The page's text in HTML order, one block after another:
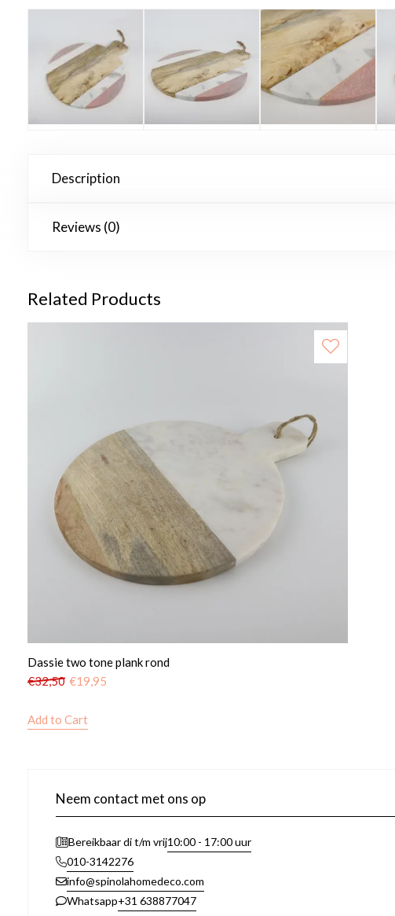
Description
Reviews (0)
Related Products
Dassie two tone plank rond
€32,50 €19,95
Add to Cart
Neem contact met ons op
Bereikbaar di t/m vrij10:00 - 17:00 uur
010-3142276
info@spinolahomedeco.com
Whatsapp+31 638877047